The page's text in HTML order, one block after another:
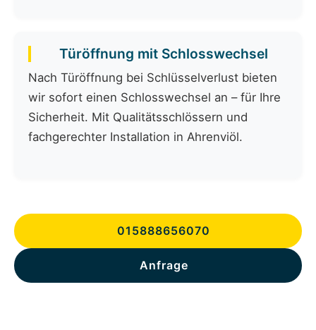
Türöffnung mit Schlosswechsel
Nach Türöffnung bei Schlüsselverlust bieten
wir sofort einen Schlosswechsel an – für Ihre
Sicherheit. Mit Qualitätsschlössern und
fachgerechter Installation in Ahrenviöl.
015888656070
Anfrage